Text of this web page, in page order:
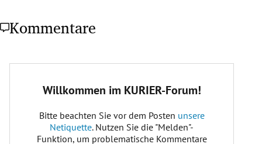
Kommentare